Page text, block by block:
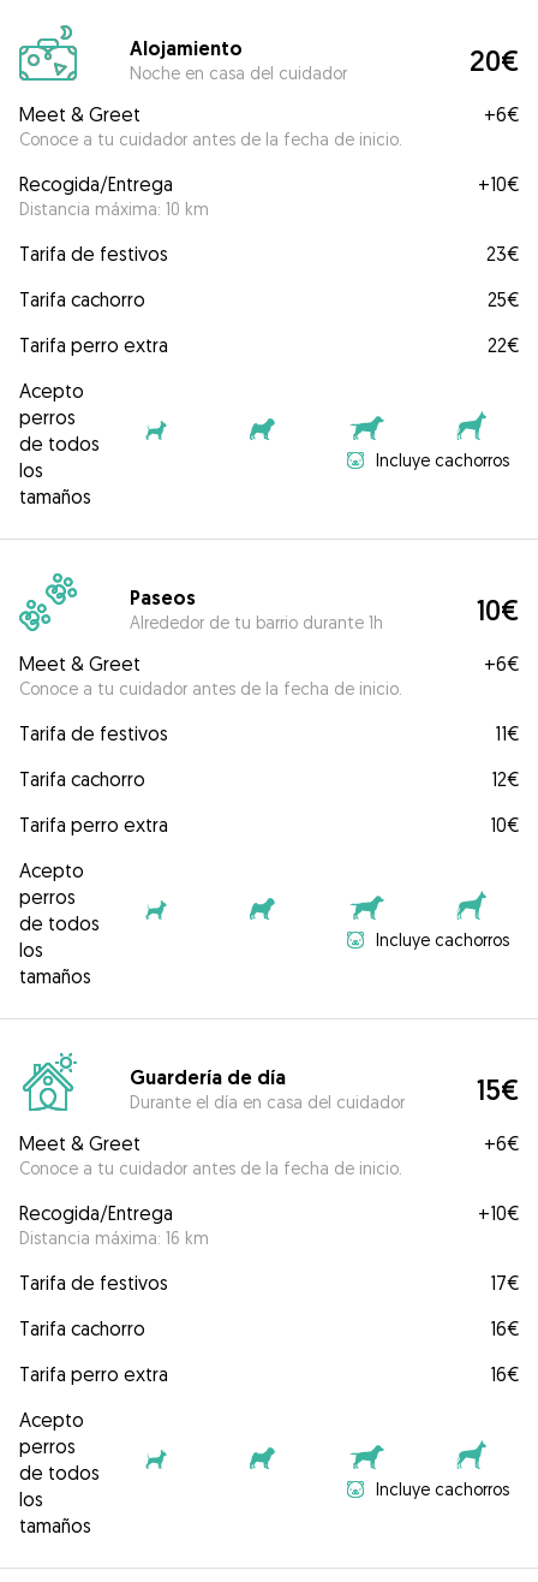
Alojamiento
Noche en casa del cuidador 20€
Meet & Greet
Conoce a tu cuidador antes de la fecha de inicio.
+6€
Recogida/Entrega
Distancia máxima: 10 km
+10€
Tarifa de festivos
23€
Tarifa cachorro
25€
Tarifa perro extra
22€
Acepto
perros
de todos
los
tamaños
Incluye cachorros
Paseos
Alrededor de tu barrio durante 1h 10€
Meet & Greet
Conoce a tu cuidador antes de la fecha de inicio.
+6€
Tarifa de festivos
11€
Tarifa cachorro
12€
Tarifa perro extra
10€
Acepto
perros
de todos
los
tamaños
Incluye cachorros
Guardería de día
Durante el día en casa del cuidador 15€
Meet & Greet
Conoce a tu cuidador antes de la fecha de inicio.
+6€
Recogida/Entrega
Distancia máxima: 16 km
+10€
Tarifa de festivos
17€
Tarifa cachorro
16€
Tarifa perro extra
16€
Acepto
perros
de todos
los
tamaños
Incluye cachorros